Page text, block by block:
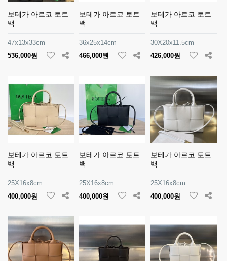
보테가 아르코 토트
백
47x13x33cm
536,000원
보테가 아르코 토트
백
36x25x14cm
466,000원
보테가 아르코 토트
백
30X20x11.5cm
426,000원
보테가 아르코 토트
백
25X16x8cm
400,000원
보테가 아르코 토트
백
25X16x8cm
400,000원
보테가 아르코 토트
백
25X16x8cm
400,000원